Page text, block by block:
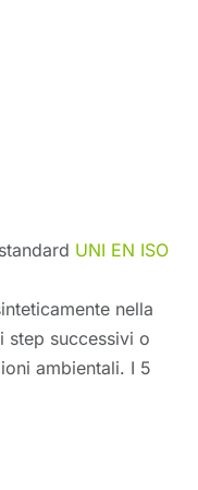
UNI EN ISO
nella
step successivi o
ambientali. I 5